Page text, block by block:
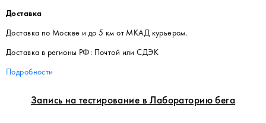
Запись на тестирование в Лабораторию бега
Доставка
Доставка по Москве и до 5 км от МКАД курьером.
Доставка в регионы РФ: Почтой или СДЭК
Подробности